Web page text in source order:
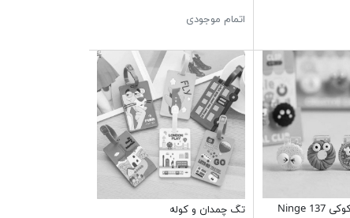
اتمام موجودی
تگ چمدان و کوله